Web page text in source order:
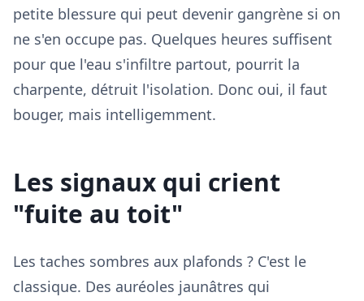
petite blessure qui peut devenir gangrène si on
ne s'en occupe pas. Quelques heures suffisent
pour que l'eau s'infiltre partout, pourrit la
charpente, détruit l'isolation. Donc oui, il faut
bouger, mais intelligemment.
Les signaux qui crient
"fuite au toit"
Les taches sombres aux plafonds ? C'est le
classique. Des auréoles jaunâtres qui